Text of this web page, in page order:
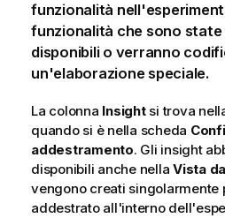
funzionalità
funzionalità che sono
disponibili o verranno
un'elaborazione speciale.
La colonna Insightsi trova
quando si è nella scheda
addestramento. Gli insight
disponibili anche nella Vista
vengono creati singolarmente
addestrato all'interno